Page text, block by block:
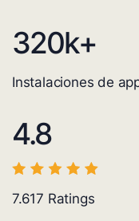
320k+
Instalaciones de
4.8
7.617 Ratings